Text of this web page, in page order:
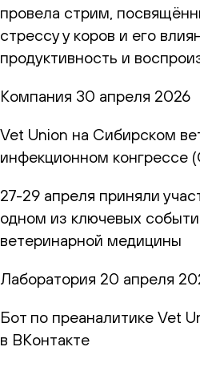
провела стрим,
стрессу у коров и его
продуктивность и
Компания 30 апреля 2026
Vet Union на Сибирском
инфекционном конгрессе
27-29 апреля приняли
одном из ключевых
ветеринарной медицины
Лаборатория 20 апреля
Бот по преаналитике Vet
в ВКонтакте